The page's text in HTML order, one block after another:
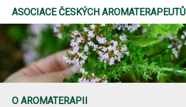
ASOCIACE ČESKÝCH AROMATERAPEUTŮ
O AROMATERAPII